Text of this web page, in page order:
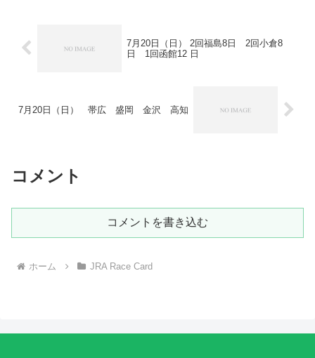
7月20日（日） 2回福島8日 2回小倉8
日 1回函館12 日
7月20日（日） 帯広 盛岡 金沢 高知
コメント
コメントを書き込む
ホーム JRA Race Card